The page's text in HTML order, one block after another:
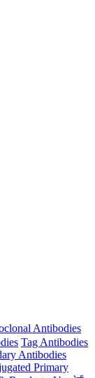
Antibodies
Tag Antibodies
Antibodies
Primary